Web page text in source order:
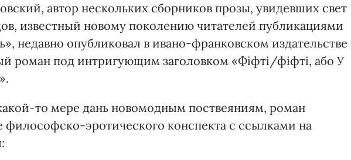
автор нескольких сборников прозы, увидевших свет
известный новому поколению читателей публикациями
недавно опубликовал в ивано-франковском издательстве
роман под интригующим заголовком «Фіфті/фіфті, або У
то мере дань новомодным поствеяниям, роман
философско-эротического конспекта с ссылками на